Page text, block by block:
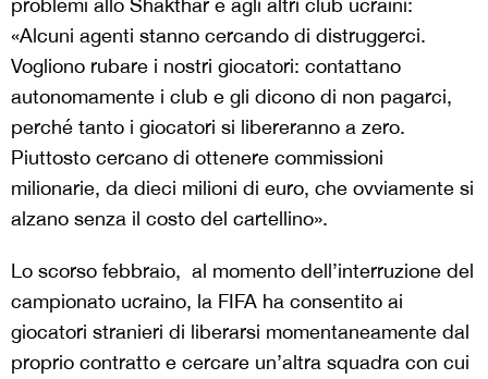
problemi allo Shakthar e agli altri club ucraini:
«Alcuni agenti stanno cercando di distruggerci.
Vogliono rubare i nostri giocatori: contattano
autonomamente i club e gli dicono di non pagarci,
perché tanto i giocatori si libereranno a zero.
Piuttosto cercano di ottenere commissioni
milionarie, da dieci milioni di euro, che ovviamente si
alzano senza il costo del cartellino».
Lo scorso febbraio, al momento dell’interruzione del
campionato ucraino, la FIFA ha consentito ai
giocatori stranieri di liberarsi momentaneamente dal
proprio contratto e cercare un’altra squadra con cui